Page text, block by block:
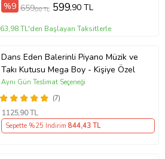
%9 659,00 TL 599,90 TL
63,98 TL'den Başlayan Taksitlerle
Dans Eden Balerinli Piyano Müzik ve
Takı Kutusu Mega Boy - Kişiye Özel
(7)
Aynı Gün Teslimat Seçeneği
1125,90 TL
Sepette %25 İndirim 844,43 TL